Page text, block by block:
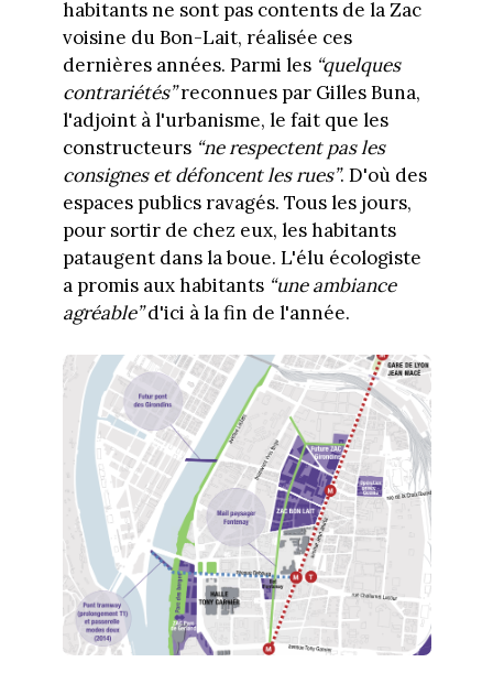
habitants ne sont pas contents de la Zac
voisine du Bon-Lait, réalisée ces
dernières années. Parmi les “quelques
contrariétés”reconnues par Gilles Buna,
l'adjoint à l'urbanisme, le fait que les
constructeurs “ne respectent pas les
consignes et défoncent les rues”. D'où des
espaces publics ravagés. Tous les jours,
pour sortir de chez eux, les habitants
pataugent dans la boue. L'élu écologiste
a promis aux habitants “une ambiance
agréable”d'ici à la fin de l'année.